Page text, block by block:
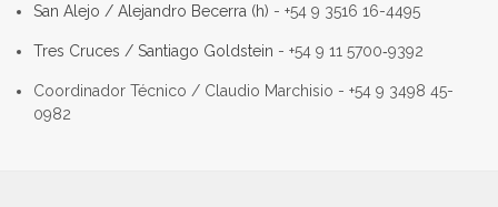
San Alejo / Alejandro Becerra (h) - +54 9 3516 16-4495
Tres Cruces / Santiago Goldstein - +54 9 11 5700‑9392
Coordinador Técnico / Claudio Marchisio - +54 9 3498 45-
0982